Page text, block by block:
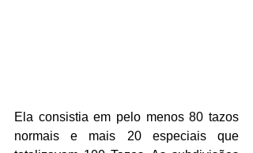
Ela consistia em pelo menos 80 tazos
normais e mais 20 especiais que